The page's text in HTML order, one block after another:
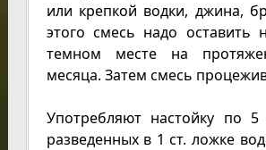
или крепкой водки, джина,
этого смесь надо оставить
темном месте на
месяца. Затем смесь
Употребляют настойку по
разведенных в 1 ст. ложке